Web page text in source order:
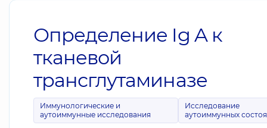
Определение Ig A к
тканевой
трансглутаминазе
Иммунологические и
аутоиммунные исследования
Исследование
аутоиммунных